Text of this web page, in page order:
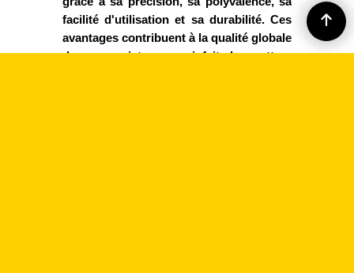
facilité d'utilisation et sa durabilité. Ces
avantages contribuent à la qualité globale
de vos projets, ce qui fait des cutters